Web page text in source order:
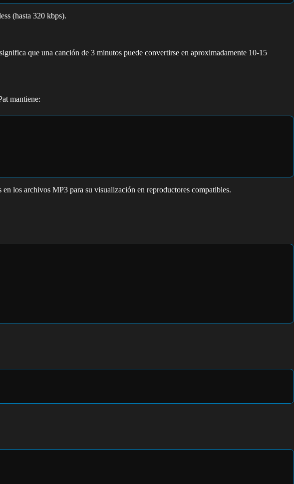
(hasta 320 kbps).
que una canción de 3 minutos puede convertirse en aproximadamente 10-15
mantiene:
los archivos MP3 para su visualización en reproductores compatibles.